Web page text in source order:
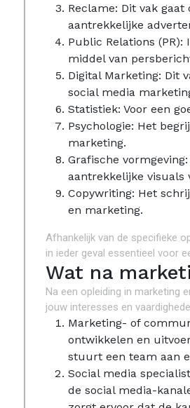
Reclame: Dit vak
aantrekkelijke
Public Relations
middel van
Digital Marketing: Dit
social media
Statistiek: Voor een
Psychologie: Het
marketing.
Grafische
aantrekkelijke visuals
Copywriting: Het
en marketing.
Afhankelijk van de specifieke
in ieder geval essentieel voor
Wat na
Na een opleiding in marketing
jouw interesses en
Marketing- of
ontwikkelen en
stuurt een team aan
Social media
de social media-